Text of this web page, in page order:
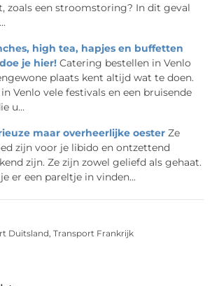
zoals een stroomstoring? In dit geval
high tea, hapjes en buffetten
je hier! Catering bestellen in Venlo
plaats kent altijd wat te doen.
Venlo vele festivals en een bruisende
u...
maar overheerlijke oester Ze
zijn voor je libido en ontzettend
zijn. Ze zijn zowel geliefd als gehaat.
er een pareltje in vinden...
Duitsland ,Transport Frankrijk